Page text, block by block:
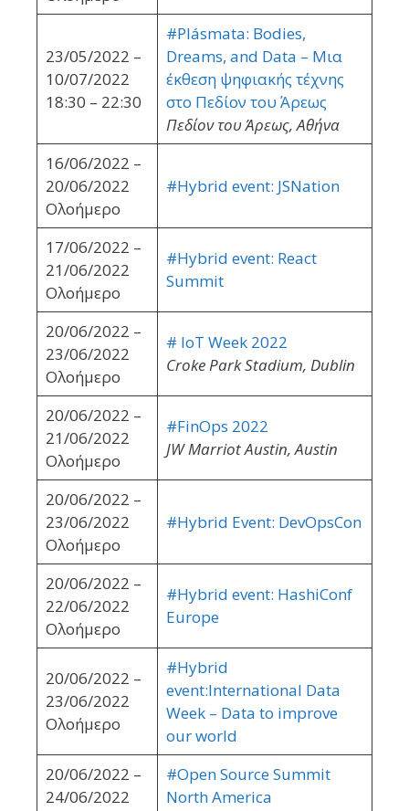
23/05/2022 –
10/07/2022
18:30 – 22:30
#Plásmata: Bodies,
Dreams, and Data – Mια
έκθεση ψηφιακής τέχνης
στο Πεδίον του Άρεως
Πεδίον του Άρεως, Αθήνα
16/06/2022 –
20/06/2022
Ολοήμερο
#Hybrid event: JSNation
17/06/2022 –
21/06/2022
Ολοήμερο
#Hybrid event: React
Summit
20/06/2022 –
23/06/2022
Ολοήμερο
# IoT Week 2022
Croke Park Stadium, Dublin
20/06/2022 –
21/06/2022
Ολοήμερο
#FinOps 2022
JW Marriot Austin, Austin
20/06/2022 –
23/06/2022
Ολοήμερο
#Hybrid Event: DevOpsCon
20/06/2022 –
22/06/2022
Ολοήμερο
#Hybrid event: HashiConf
Europe
20/06/2022 –
23/06/2022
Ολοήμερο
#Hybrid
event:International Data
Week – Data to improve
our world
20/06/2022 –
24/06/2022
#Open Source Summit
North America